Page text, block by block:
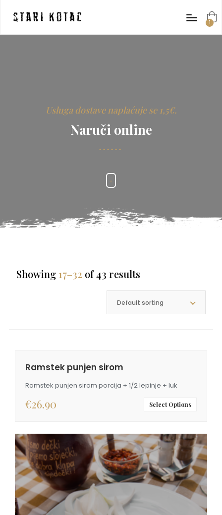
Stari Kotac
1
Usluga dostave naplaćuje se 1,5€.
Naruči online
Showing 17–32 of 43 results
Default sorting
Ramstek punjen sirom
Ramstek punjen sirom porcija + 1/2 lepinje + luk
26.90
€ Select Options